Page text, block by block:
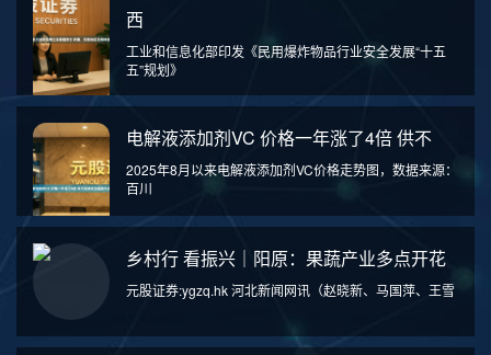
西
工业和信息化部印发《民用爆炸物品行业安全发展“十五
五”规划》
电解液添加剂VC 价格一年涨了4倍 供不
2025年8月以来电解液添加剂VC价格走势图，数据来源：
百川
乡村行 看振兴｜阳原：果蔬产业多点开花
元股证券:ygzq.hk 河北新闻网讯（赵晓新、马国萍、王雪